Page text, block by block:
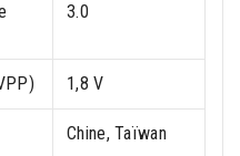
3.0
1,8 V
Chine, Taïwan